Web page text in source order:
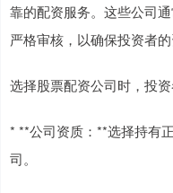
靠的配资服务。这些公司
严格审核，以确保投资者的
选择股票配资公司时，投
* **公司资质：**选择持有
司。